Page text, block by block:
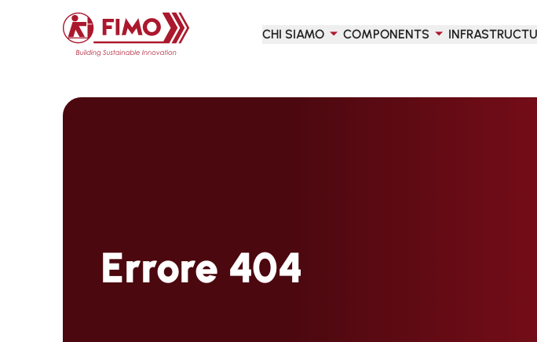
Torna alla pagina iniziale
CHI SIAMO
COMPONENTS
Errore 404